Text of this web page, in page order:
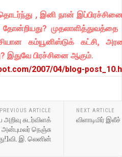
தொடர்ந்து , இனி நான்
முதலாளித்துவத்தை
கம்யூனிஸ்டுக் கட்சி,
இதுவே பிரச்சினை ஆகும்.
2007/04/blog-
PREVIOUS ARTICLE
சுடர்விளக்
நெஞ்சு
இ. லெனின்
NEXT ARTICLE
விளாடிமிர்